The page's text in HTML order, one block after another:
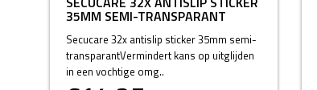
35MM SEMI-TRANSPARANT
Secucare 32x antislip sticker 35mm semi-
transparantVermindert kans op uitglijden
in een vochtige omg..